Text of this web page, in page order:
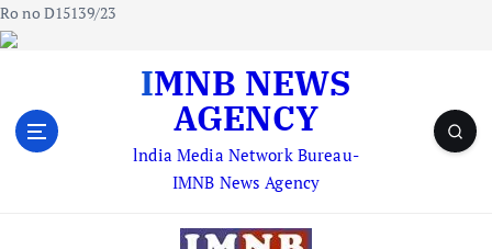
Ro no D15139/23
IMNB NEWS
AGENCY
lndia Media Network Bureau-
IMNB News Agency